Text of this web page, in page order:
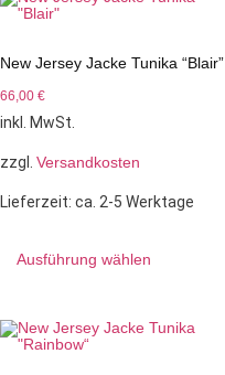
New Jersey Jacke Tunika “Blair”
66,00 €
inkl. MwSt.
zzgl. Versandkosten
Lieferzeit: ca. 2-5 Werktage
Ausführung wählen